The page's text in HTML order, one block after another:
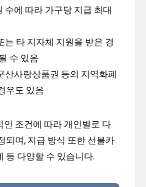
수에 따라 가구당 지급 최대
는 타 지자체 지원을 받은 경
수 있음
산사랑상품권 등의 지역화폐
우도 있음
인 조건에 따라 개인별로 다
되며, 지급 방식 또한 선불카
등 다양할 수 있습니다.